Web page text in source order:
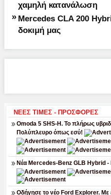
χαμηλή κατανάλωση
» Mercedes CLA 200
δοκιμή μας